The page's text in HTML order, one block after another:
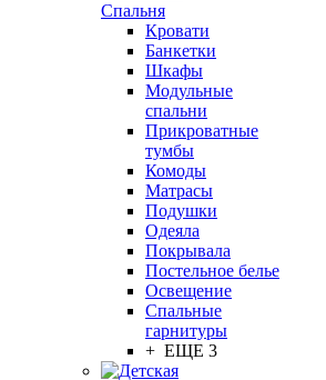
Спальня
Кровати
Банкетки
Шкафы
Модульные
спальни
Прикроватные
тумбы
Комоды
Матрасы
Подушки
Одеяла
Покрывала
Постельное белье
Освещение
Спальные
гарнитуры
+ ЕЩЕ 3